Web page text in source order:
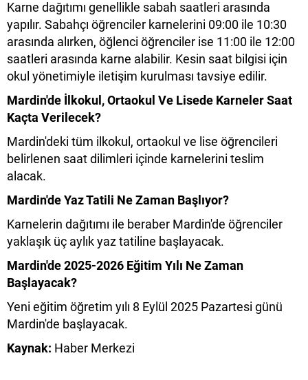
Karne dağıtımı genellikle sabah saatleri arasında
yapılır. Sabahçı öğrenciler karnelerini 09:00 ile 10:30
arasında alırken, öğlenci öğrenciler ise 11:00 ile 12:00
saatleri arasında karne alabilir. Kesin saat bilgisi için
okul yönetimiyle iletişim kurulması tavsiye edilir.
Mardin'de İlkokul, Ortaokul Ve Lisede Karneler Saat
Kaçta Verilecek?
Mardin'deki tüm ilkokul, ortaokul ve lise öğrencileri
belirlenen saat dilimleri içinde karnelerini teslim
alacak.
Mardin'de Yaz Tatili Ne Zaman Başlıyor?
Karnelerin dağıtımı ile beraber Mardin'de öğrenciler
yaklaşık üç aylık yaz tatiline başlayacak.
Mardin'de 2025-2026 Eğitim Yılı Ne Zaman
Başlayacak?
Yeni eğitim öğretim yılı 8 Eylül 2025 Pazartesi günü
Mardin'de başlayacak.
Kaynak: Haber Merkezi